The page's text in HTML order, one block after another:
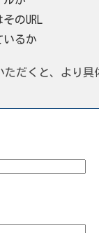
のURL
いるか
だくと、より具